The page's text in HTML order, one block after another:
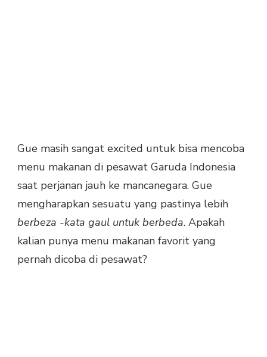
Gue masih sangat excited untuk bisa mencoba
menu makanan di pesawat Garuda Indonesia
saat perjanan jauh ke mancanegara. Gue
mengharapkan sesuatu yang pastinya lebih
berbeza -kata gaul untuk berbeda. Apakah
kalian punya menu makanan favorit yang
pernah dicoba di pesawat?